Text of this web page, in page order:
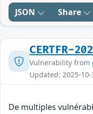
JSON Share
CERTFR-
Vulnerability from
Updated: 2025-10-
De multiples